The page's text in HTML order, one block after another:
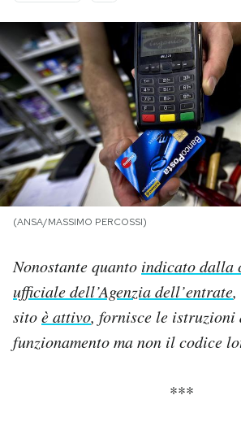
PODCAST
NEWSLETTER
I MIEI PREFERITI
CALENDARIO
AREA PERSONALE
(ANSA/MASSIMO PERCOSSI)
Nonostante quanto indicato dalla
ufficiale dell’Agenzia dell’entrate,
sitoè attivo, fornisce le
funzionamento ma non il codice
***